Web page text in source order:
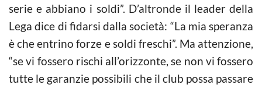
serie e abbiano i soldi”. D’altronde il leader della
Lega dice di fidarsi dalla società: “La mia speranza
è che entrino forze e soldi freschi”. Ma attenzione,
“se vi fossero rischi all’orizzonte, se non vi fossero
tutte le garanzie possibili che il club possa passare